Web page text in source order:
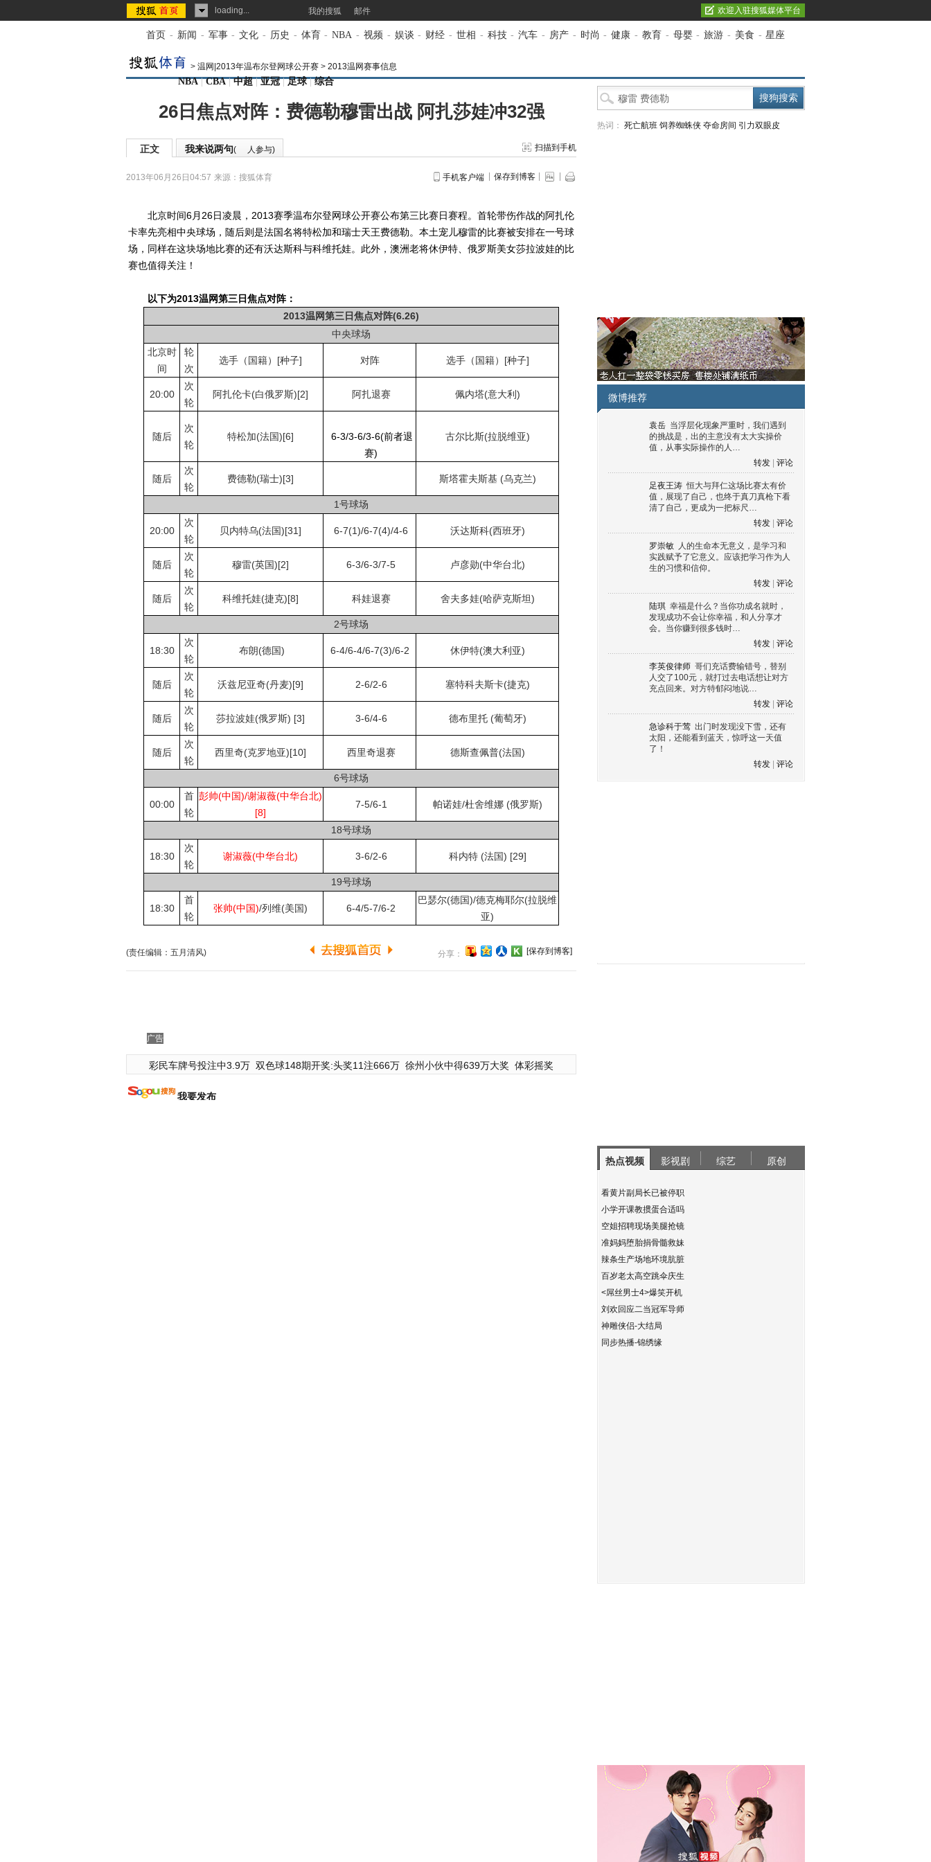
loading... 我的搜狐 邮件 欢迎入驻搜狐媒体平台
首页 - 新闻 - 军事 - 文化 - 历史 - 体育 - NBA - 视频 - 娱谈 - 财经 - 世相 - 科技 - 汽车 - 房产 - 时尚 - 健康 - 教育 - 母婴 - 旅游 - 美食 - 星座
> 温网|2013年温布尔登网球公开赛 > 2013温网赛事信息
NBA|CBA|中超|亚冠|足球|综合
26日焦点对阵：费德勒穆雷出战 阿扎莎娃冲32强
正文 我来说两句( 人参与) 扫描到手机
2013年06月26日04:57 来源： 搜狐体育 手机客户端 保存到博客
北京时间6月26日凌晨，2013赛季温布尔登网球公开赛公布第三比赛日赛程。首轮带伤作战的阿扎伦
卡率先亮相中央球场，随后则是法国名将特松加和瑞士天王费德勒。本土宠儿穆雷的比赛被安排在一号球
场，同样在这块场地比赛的还有沃达斯科与科维托娃。此外，澳洲老将休伊特、俄罗斯美女莎拉波娃的比
赛也值得关注！
以下为2013温网第三日焦点对阵：
2013温网第三日焦点对阵(6.26)
中央球场
北京时
间
轮
次
选手（国籍）[种子] 对阵 选手（国籍）[种子]
20:00
次
轮
阿扎伦卡(白俄罗斯)[2] 阿扎退赛 佩内塔(意大利)
随后
次
轮
特松加(法国)[6]
6-3/3-6/3-6(前者退
赛)
古尔比斯(拉脱维亚)
随后
次
轮
费德勒(瑞士)[3] 斯塔霍夫斯基 (乌克兰)
1号球场
20:00
次
轮
贝内特乌(法国)[31] 6-7(1)/6-7(4)/4-6 沃达斯科(西班牙)
随后
次
轮
穆雷(英国)[2] 6-3/6-3/7-5 卢彦勋(中华台北)
随后
次
轮
科维托娃(捷克)[8] 科娃退赛 舍夫多娃(哈萨克斯坦)
2号球场
18:30
次
轮
布朗(德国) 6-4/6-4/6-7(3)/6-2 休伊特(澳大利亚)
随后
次
轮
沃兹尼亚奇(丹麦)[9] 2-6/2-6 塞特科夫斯卡(捷克)
随后
次
轮
莎拉波娃(俄罗斯) [3] 3-6/4-6 德布里托 (葡萄牙)
随后
次
轮
西里奇(克罗地亚)[10] 西里奇退赛 德斯查佩普(法国)
6号球场
00:00
首
轮
彭帅(中国)/谢淑薇(中华台北)
[8]
7-5/6-1 帕诺娃/杜舍维娜 (俄罗斯)
18号球场
18:30
次
轮
谢淑薇(中华台北) 3-6/2-6 科内特 (法国) [29]
19号球场
18:30
首
轮
张帅(中国)/列维(美国) 6-4/5-7/6-2
巴瑟尔(德国)/德克梅耶尔(拉脱维
亚)
(责任编辑：五月清风) 分享： [保存到博客]
广告
彩民车牌号投注中3.9万 双色球148期开奖:头奖11注666万 徐州小伙中得639万大奖 体彩摇奖
我要发布
热词： 死亡航班 饲养蜘蛛侠 夺命房间 引力双眼皮
微博推荐
袁岳 当浮层化现象严重时，我们遇到
的挑战是，出的主意没有太大实操价
值，从事实际操作的人…
转发
评论
足夜王涛 恒大与拜仁这场比赛太有价
值，展现了自己，也终于真刀真枪下看
清了自己，更成为一把标尺…
转发
评论
罗崇敏 人的生命本无意义，是学习和
实践赋予了它意义。应该把学习作为人
生的习惯和信仰。
转发
评论
陆琪 幸福是什么？当你功成名就时，
发现成功不会让你幸福，和人分享才
会。当你赚到很多钱时…
转发
评论
李英俊律师 哥们充话费输错号，替别
人交了100元，就打过去电话想让对方
充点回来。对方特郁闷地说…
转发
评论
急诊科于莺 出门时发现没下雪，还有
太阳，还能看到蓝天，惊呼这一天值
了！
转发
评论
热点视频 影视剧 综艺 原创
看黄片副局长已被停职
小学开课教掼蛋合适吗
空姐招聘现场美腿抢镜
准妈妈堕胎捐骨髓救妹
辣条生产场地环境肮脏
百岁老太高空跳伞庆生
<屌丝男士4>爆笑开机
刘欢回应二当冠军导师
神雕侠侣-大结局
同步热播-锦绣缘